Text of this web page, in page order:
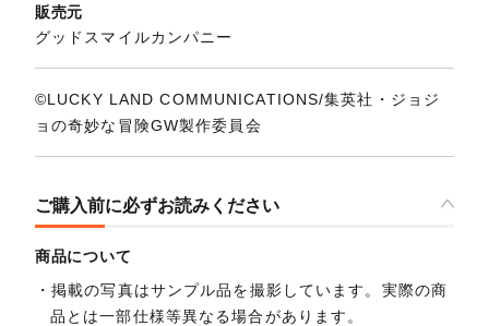
販売元
グッドスマイルカンパニー
©LUCKY LAND COMMUNICATIONS/集英社・ジョジ
ョの奇妙な冒険GW製作委員会
ご購入前に必ずお読みください
商品について
掲載の写真はサンプル品を撮影しています。実際の商
品とは一部仕様等異なる場合があります。